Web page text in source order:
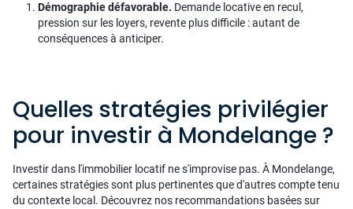
Démographie défavorable. Demande locative en recul,
pression sur les loyers, revente plus difficile : autant de
conséquences à anticiper.
Quelles stratégies privilégier
pour investir à Mondelange ?
Investir dans l'immobilier locatif ne s'improvise pas. À Mondelange,
certaines stratégies sont plus pertinentes que d'autres compte tenu
du contexte local. Découvrez nos recommandations basées sur